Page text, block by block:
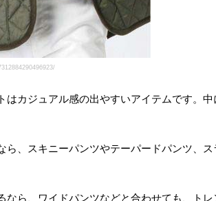
はカジュアル感の出やすいアイテムです。
ら、スキニーパンツやテーパードパンツ、
なら、ワイドパンツなどと合わせても、ト